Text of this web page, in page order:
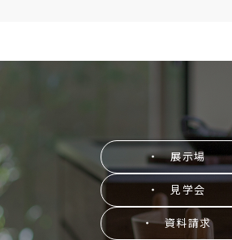
・ 展示場
・ 見学会
・ 資料請求